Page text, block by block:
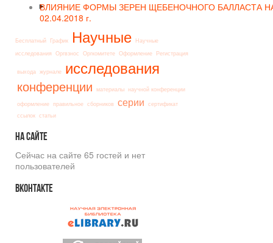
ВЛИЯНИЕ ФОРМЫ ЗЕРЕН ЩЕБЕНОЧНОГО БАЛЛАСТА
02.04.2018 г.
Бесплатный График Научные Научные
исследования Оргвзнос Оргкомитете Оформление Регистрация
выхода журнале исследования
конференции материалы научной конференции
оформление правильное сборников серии сертификат
ссылок статьи
Насайте
Сейчас на сайте 65 гостей и нет
пользователей
Вконтакте